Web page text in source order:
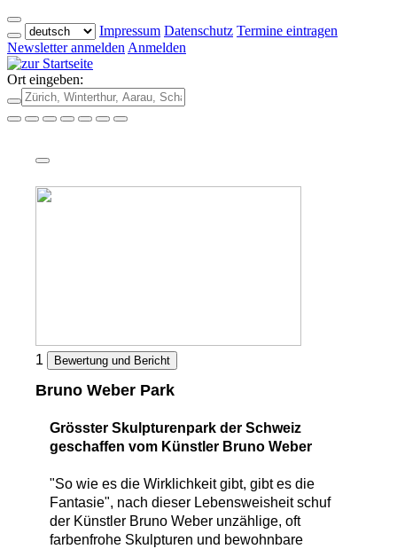
Impressum Datenschutz Termine eintragen
Newsletter anmelden Anmelden
Ort eingeben:
1 Bewertung und Bericht
Bruno Weber Park
Grösster Skulpturenpark der Schweiz
geschaffen vom Künstler Bruno Weber
"So wie es die Wirklichkeit gibt, gibt es die
Fantasie", nach dieser Lebensweisheit schuf
der Künstler Bruno Weber unzählige, oft
farbenfrohe Skulpturen und bewohnbare